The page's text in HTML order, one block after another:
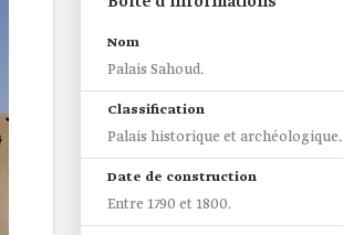
Nom
Palais Sahoud.
Classification
Palais historique et archéologique.
Date de construction
Entre 1790 et 1800.